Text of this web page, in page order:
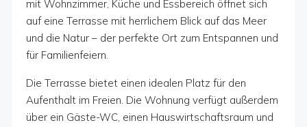
mit Wohnzimmer, Küche und Essbereich öffnet sich
auf eine Terrasse mit herrlichem Blick auf das Meer
und die Natur – der perfekte Ort zum Entspannen und
für Familienfeiern.
Die Terrasse bietet einen idealen Platz für den
Aufenthalt im Freien. Die Wohnung verfügt außerdem
über ein Gäste-WC, einen Hauswirtschaftsraum und